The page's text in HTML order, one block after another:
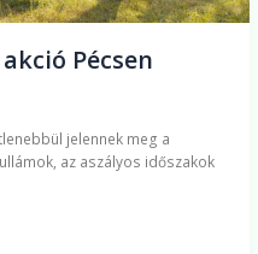
Pécsen
jelennek meg a
az aszályos időszakok